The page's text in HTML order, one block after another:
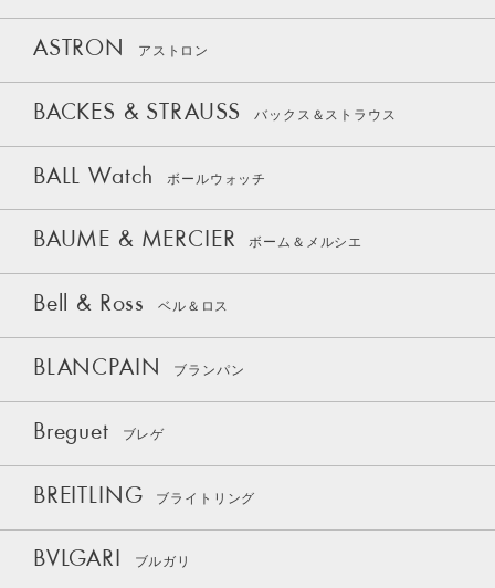
ASTRON アストロン
BACKES & STRAUSS バックス＆ストラウス
BALL Watch ボールウォッチ
BAUME & MERCIER ボーム＆メルシエ
Bell & Ross ベル＆ロス
BLANCPAIN ブランパン
Breguet ブレゲ
BREITLING ブライトリング
BVLGARI ブルガリ